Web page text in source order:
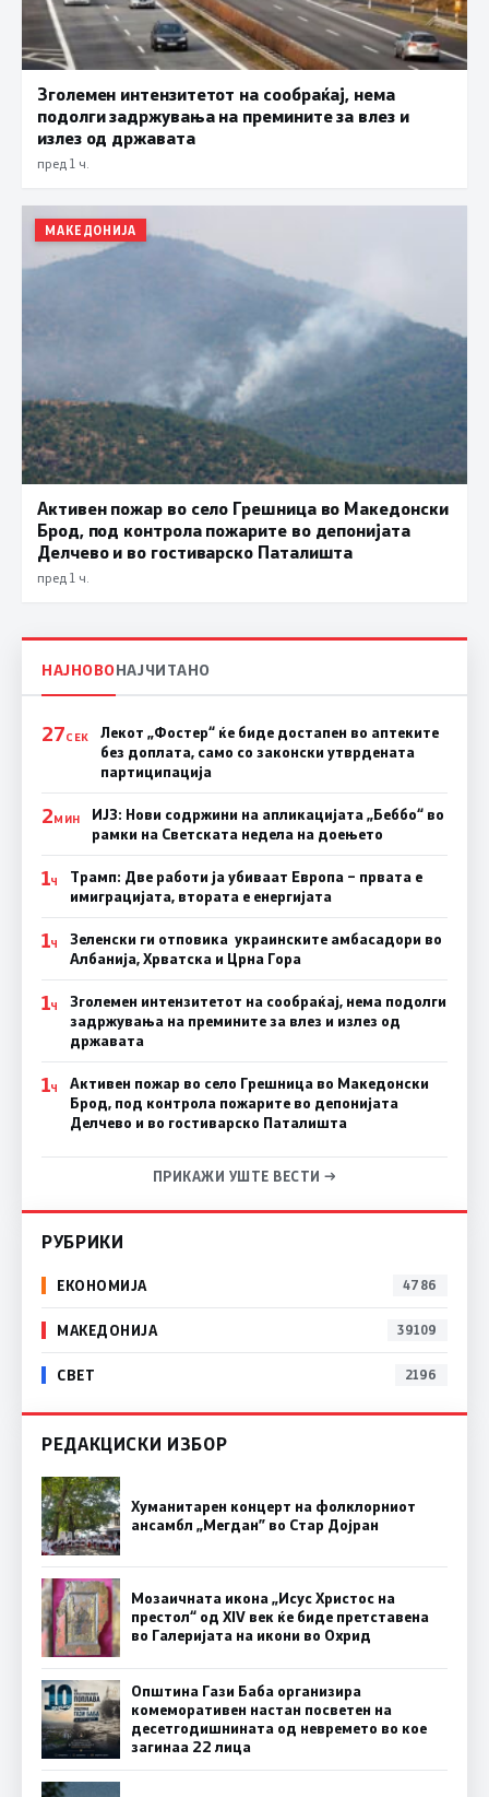
Зголемен интензитетот на сообраќај, нема
подолги задржувања на премините за влез и
излез од државата
пред 1 ч.
МАКЕДОНИЈА
Активен пожар во село Грешница во Македонски
Брод, под контрола пожарите во депонијата
Делчево и во гостиварско Паталишта
пред 1 ч.
НАЈНОВОНАЈЧИТАНО
27СЕК
Лекот „Фостер“ ќе биде достапен во аптеките
без доплата, само со законски утврдената
партиципација
2МИН
ИЈЗ: Нови содржини на апликацијата „Беббо“ во
рамки на Светската недела на доењето
1Ч
Трамп: Две работи ја убиваат Европа – првата е
имиграцијата, втората е енергијата
1Ч
Зеленски ги отповика украинските амбасадори во
Албанија, Хрватска и Црна Гора
1Ч
Зголемен интензитетот на сообраќај, нема подолги
задржувања на премините за влез и излез од
државата
1Ч
Активен пожар во село Грешница во Македонски
Брод, под контрола пожарите во депонијата
Делчево и во гостиварско Паталишта
ПРИКАЖИ УШТЕ ВЕСТИ →
РУБРИКИ
ЕКОНОМИЈА 4786
МАКЕДОНИЈА 39109
СВЕТ 2196
РЕДАКЦИСКИ ИЗБОР
Хуманитарен концерт на фолклорниот
ансамбл „Мегдан” во Стар Дојран
Мозаичната икона „Исус Христос на
престол“ од XIV век ќе биде претставена
во Галеријата на икони во Охрид
Општина Гази Баба организира
комеморативен настан посветен на
десетгодишнината од невремето во кое
загинаа 22 лица